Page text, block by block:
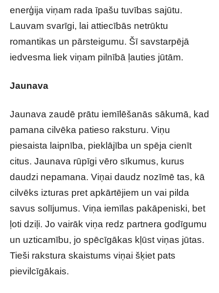
enerģija viņam rada īpašu tuvības sajūtu.
Lauvam svarīgi, lai attiecībās netrūktu
romantikas un pārsteigumu. Šī savstarpējā
iedvesma liek viņam pilnībā ļauties jūtām.
Jaunava
Jaunava zaudē prātu iemīlēšanās sākumā, kad
pamana cilvēka patieso raksturu. Viņu
piesaista laipnība, pieklājība un spēja cienīt
citus. Jaunava rūpīgi vēro sīkumus, kurus
daudzi nepamana. Viņai daudz nozīmē tas, kā
cilvēks izturas pret apkārtējiem un vai pilda
savus solījumus. Viņa iemīlas pakāpeniski, bet
ļoti dziļi. Jo vairāk viņa redz partnera godīgumu
un uzticamību, jo spēcīgākas kļūst viņas jūtas.
Tieši rakstura skaistums viņai šķiet pats
pievilcīgākais.